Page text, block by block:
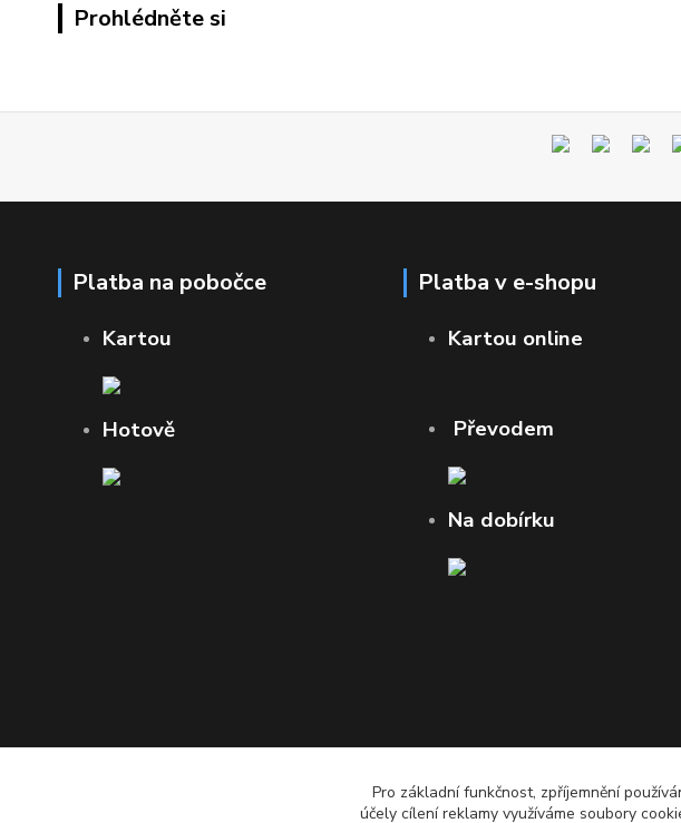
Prohlédněte si
Platba na pobočce
Kartou
Hotově
Platba v e-shopu
Kartou online
Převodem
Na dobírku
Pro základní funkčnost, zpříjemnění
účely cílení reklamy využíváme soubory